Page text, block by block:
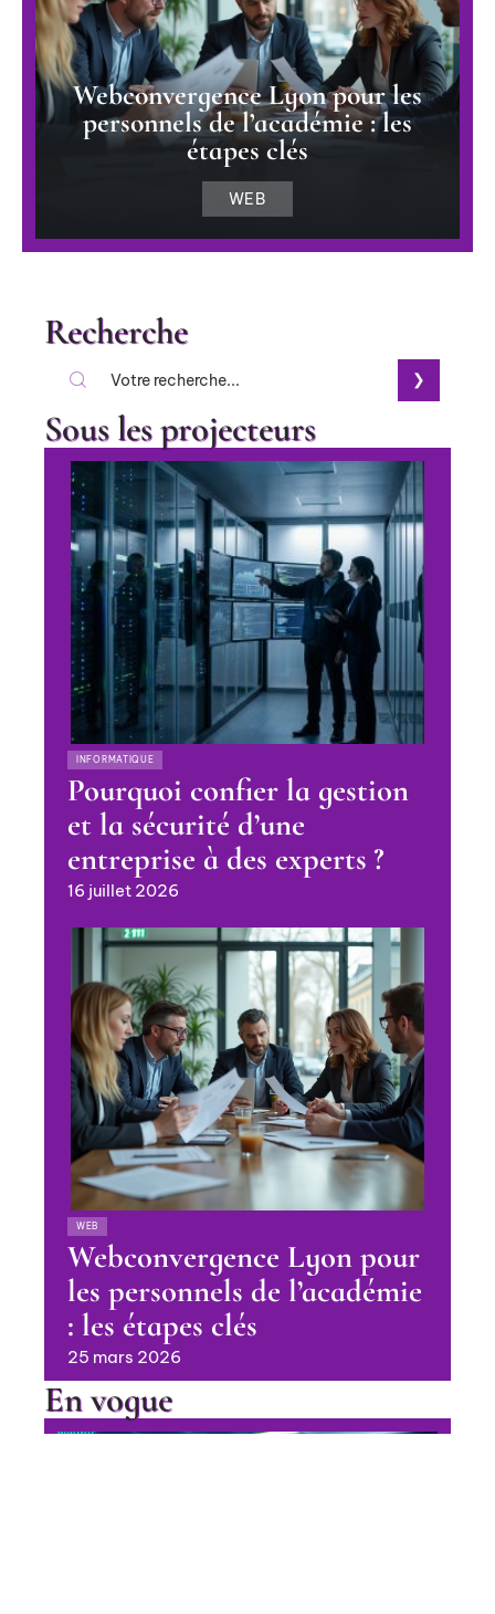
Webconvergence Lyon pour les
personnels de l’académie : les
étapes clés
WEB
Recherche
Sous les projecteurs
INFORMATIQUE
Pourquoi confier la gestion
et la sécurité d’une
entreprise à des experts ?
16 juillet 2026
WEB
Webconvergence Lyon pour
les personnels de l’académie
: les étapes clés
25 mars 2026
En vogue